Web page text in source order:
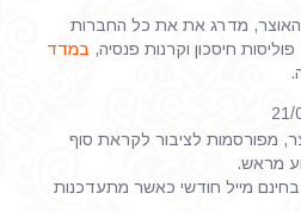
מדרג את את כל החברות
חיסכון וקרנות פנסיה, במדד
מפורסמות לציבור לקראת סוף
מראש.
מייל חודשי כאשר מתעדכנות